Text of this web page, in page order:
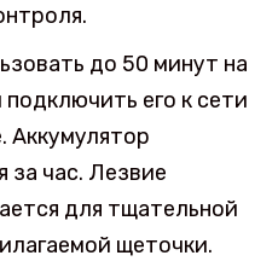
до 50 минут на
его к сети
Аккумулятор
за час. Лезвие
для тщательной
щеточки.